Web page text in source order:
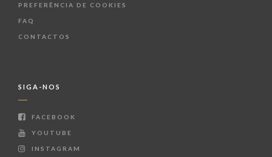
PREFERÊNCIA DE COOKIES
FAQ
CONTACTOS
SIGA-NOS
FACEBOOK
YOUTUBE
INSTAGRAM